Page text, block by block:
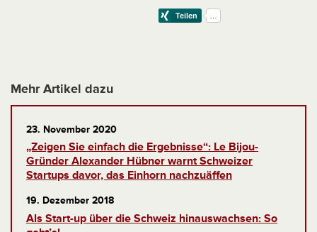
Mehr Artikel dazu
23. November 2020
„Zeigen Sie einfach die Ergebnisse“: Le Bijou-
Gründer Alexander Hübner warnt Schweizer
Startups davor, das Einhorn nachzuäffen
19. Dezember 2018
Als Start-up über die Schweiz hinauswachsen: So